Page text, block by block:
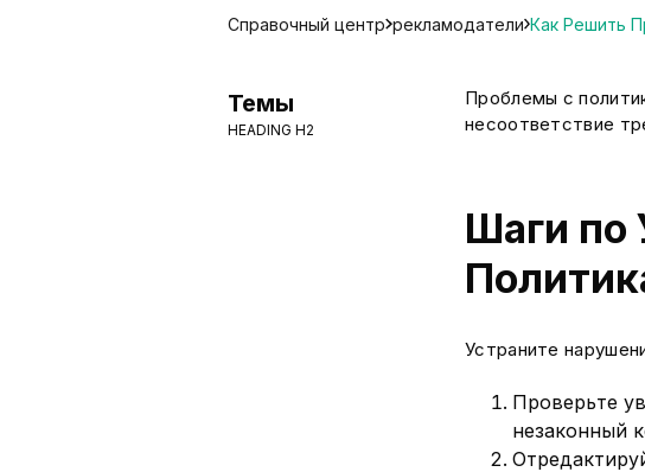
Справочный центр рекламодатели Как Решить
Темы
HEADING H2
Проблемы с
несоответствие
Шаги по
Устраните
Проверьте
незаконный